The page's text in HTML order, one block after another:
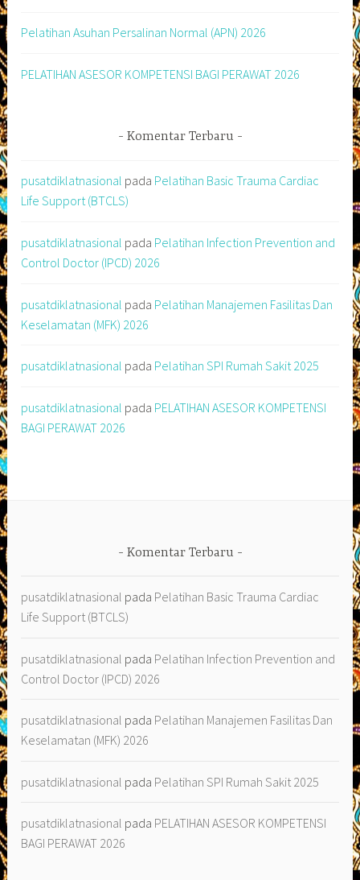
Pelatihan Asuhan Persalinan Normal (APN) 2026
PELATIHAN ASESOR KOMPETENSI BAGI PERAWAT 2026
Komentar Terbaru
pusatdiklatnasional pada Pelatihan Basic Trauma Cardiac
Life Support (BTCLS)
pusatdiklatnasional pada Pelatihan Infection Prevention and
Control Doctor (IPCD) 2026
pusatdiklatnasional pada Pelatihan Manajemen Fasilitas Dan
Keselamatan (MFK) 2026
pusatdiklatnasional pada Pelatihan SPI Rumah Sakit 2025
pusatdiklatnasional pada PELATIHAN ASESOR KOMPETENSI
BAGI PERAWAT 2026
Komentar Terbaru
pusatdiklatnasional pada Pelatihan Basic Trauma Cardiac
Life Support (BTCLS)
pusatdiklatnasional pada Pelatihan Infection Prevention and
Control Doctor (IPCD) 2026
pusatdiklatnasional pada Pelatihan Manajemen Fasilitas Dan
Keselamatan (MFK) 2026
pusatdiklatnasional pada Pelatihan SPI Rumah Sakit 2025
pusatdiklatnasional pada PELATIHAN ASESOR KOMPETENSI
BAGI PERAWAT 2026